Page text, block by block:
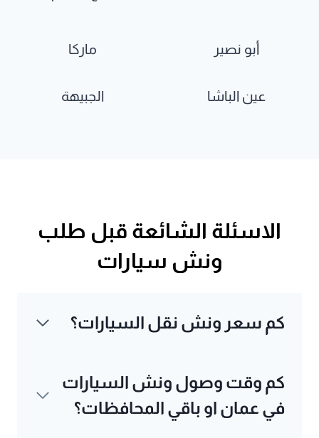
أبو نصير ماركا
عين الباشا الجبيهة
الاسئلة الشائعة قبل طلب
ونش سيارات
كم سعر ونش نقل السيارات؟
كم وقت وصول ونش السيارات
في عمان او باقي المحافظات؟